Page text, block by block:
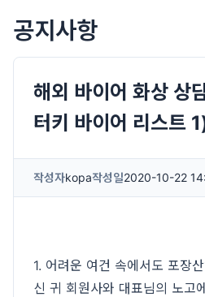
공지사항
해외 바이어 화상 상
터키 바이어 리스트
작성자kopa작성일2020-10-22
1. 어려운 여건 속에서도 포장
신 귀 회원사와 대표님의 노고